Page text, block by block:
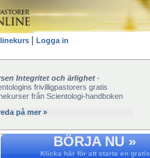
Logga in
Integritet och ärlighet -
frivilligpastorers gratis
från Scientologi-handboken
på mer »
BÖRJA NU »
Klicka här för att starta en gratis